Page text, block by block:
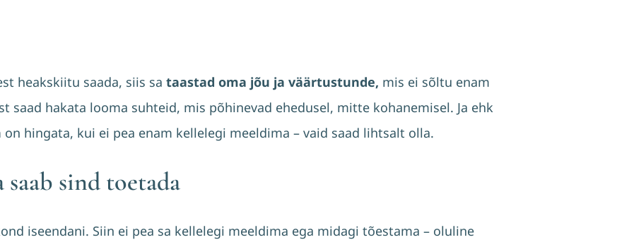
heakskiitu saada, siis sa taastad oma jõu ja väärtustunde, mis ei sõltu enam
saad hakata looma suhteid, mis põhinevad ehedusel, mitte kohanemisel. Ja ehk
hingata, kui ei pea enam kellelegi meeldima – vaid saad lihtsalt olla.
sind toetada
iseendani. Siin ei pea sa kellelegi meeldima ega midagi tõestama – oluline